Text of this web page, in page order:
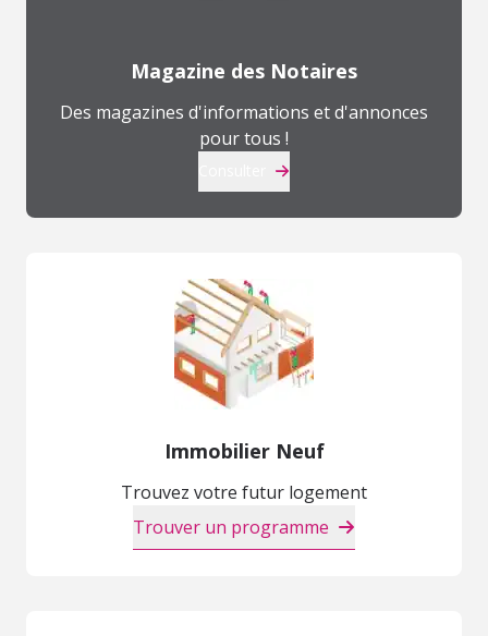
Magazine des Notaires
Des magazines d'informations et d'annonces
pour tous !
Immobilier Neuf
Trouvez votre futur logement
Trouver un programme